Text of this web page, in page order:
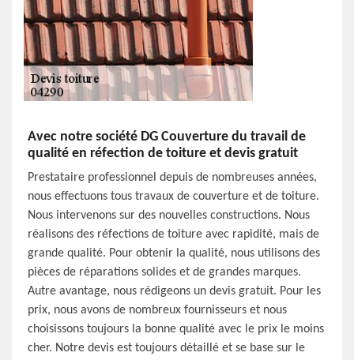
Avec notre société DG Couverture du travail de
qualité en réfection de toiture et devis gratuit
Prestataire professionnel depuis de nombreuses années,
nous effectuons tous travaux de couverture et de toiture.
Nous intervenons sur des nouvelles constructions. Nous
réalisons des réfections de toiture avec rapidité, mais de
grande qualité. Pour obtenir la qualité, nous utilisons des
pièces de réparations solides et de grandes marques.
Autre avantage, nous rédigeons un devis gratuit. Pour les
prix, nous avons de nombreux fournisseurs et nous
choisissons toujours la bonne qualité avec le prix le moins
cher. Notre devis est toujours détaillé et se base sur le